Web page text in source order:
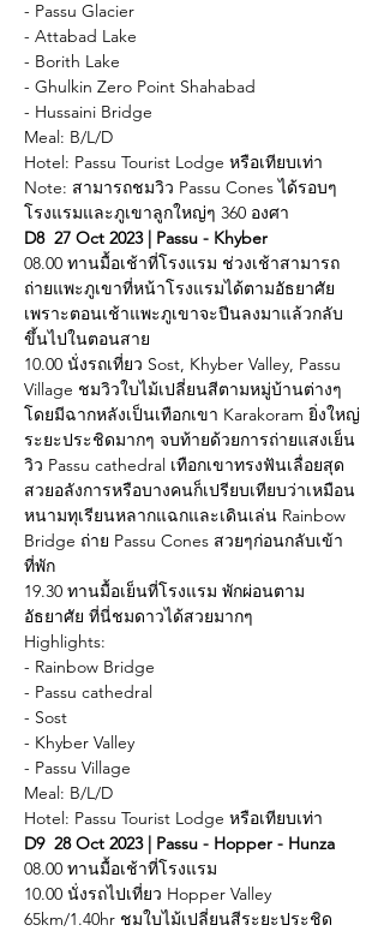
- Passu Glacier
- Attabad Lake
- Borith Lake
- Ghulkin Zero Point Shahabad
- Hussaini Bridge
Meal: B/L/D
Hotel: Passu Tourist Lodge หรือเทียบเท่า
Note: สามารถชมวิว Passu Cones ได้รอบๆ
โรงแรมและภูเขาลูกใหญ่ๆ 360 องศา
D8  27 Oct 2023 | Passu - Khyber
08.00 ทานมื้อเช้าที่โรงแรม ช่วงเช้าสามารถ
ถ่ายแพะภูเขาที่หน้าโรงแรมได้ตามอัธยาศัย
เพราะตอนเช้าแพะภูเขาจะปีนลงมาแล้วกลับ
ขึ้นไปในตอนสาย
10.00 นั่งรถเที่ยว Sost, Khyber Valley, Passu
Village ชมวิวใบไม้เปลี่ยนสีตามหมู่บ้านต่างๆ
โดยมีฉากหลังเป็นเทือกเขา Karakoram ยิ่งใหญ่
ระยะประชิดมากๆ จบท้ายด้วยการถ่ายแสงเย็น
วิว Passu cathedral เทือกเขาทรงฟันเลื่อยสุด
สวยอลังการหรือบางคนก็เปรียบเทียบว่าเหมือน
หนามทุเรียนหลากแฉกและเดินเล่น Rainbow
Bridge ถ่าย Passu Cones สวยๆก่อนกลับเข้า
ที่พัก
19.30 ทานมื้อเย็นที่โรงแรม พักผ่อนตาม
อัธยาศัย ที่นี่ชมดาวได้สวยมากๆ
Highlights:
- Rainbow Bridge
- Passu cathedral
- Sost
- Khyber Valley
- Passu Village
Meal: B/L/D
Hotel: Passu Tourist Lodge หรือเทียบเท่า
D9  28 Oct 2023 | Passu - Hopper - Hunza
08.00 ทานมื้อเช้าที่โรงแรม
10.00 นั่งรถไปเที่ยว Hopper Valley
65km/1.40hr ชมใบไม้เปลี่ยนสีระยะประชิด